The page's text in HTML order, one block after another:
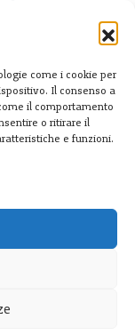
come i cookie per
Il consenso a
il comportamento
o ritirare il
e funzioni.
ETS